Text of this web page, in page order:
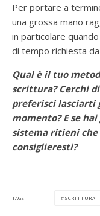
Per portare a
una grossa mano
in particolare
di tempo richiesta
Qual è il tuo
scrittura? Cerchi
preferisci lasciarti
momento? E se
sistema ritieni che
consiglieresti?
TAGS SCRITTURA